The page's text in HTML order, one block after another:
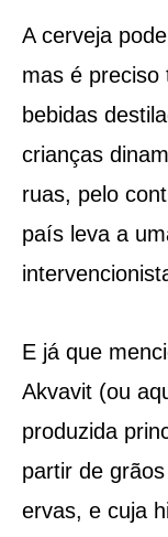
A cerveja
mas é preciso
bebidas
crianças
ruas, pelo
país leva a
E já que
Akvavit (ou
produzida
partir de
ervas, e cuja